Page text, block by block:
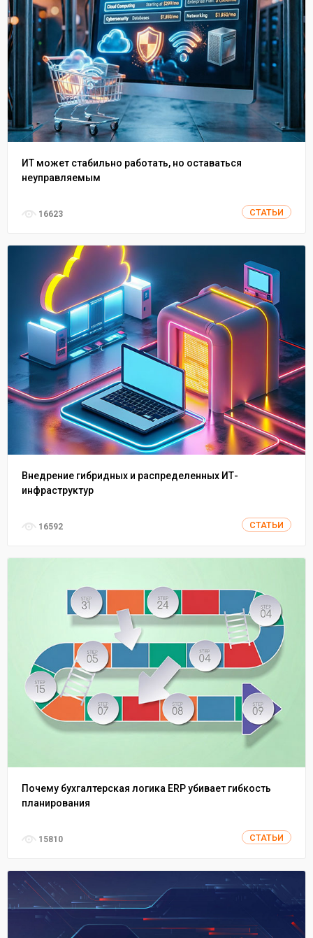
ИТ может стабильно работать, но оставаться
неуправляемым
16623 СТАТЬИ
Внедрение гибридных и распределенных ИТ-
инфраструктур
16592 СТАТЬИ
Почему бухгалтерская логика ERP убивает гибкость
планирования
15810 СТАТЬИ